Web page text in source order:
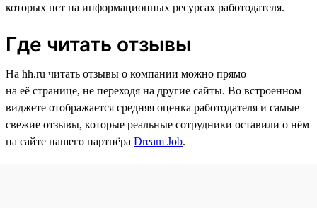
которых нет на информационных ресурсах работодателя.
Где читать отзывы
На hh.ru читать отзывы о компании можно прямо
на её странице, не переходя на другие сайты. Во встроенном
виджете отображается средняя оценка работодателя и самые
свежие отзывы, которые реальные сотрудники оставили о нём
на сайте нашего партнёра Dream Job.